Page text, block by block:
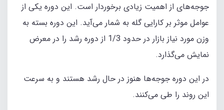
جوجه‌های از اهمیت زیادی برخوردار است. این دوره یکی از
عوامل موثر بر کارایی گله به شمار می‌آید. این دوره بسته به
وزن مورد نیاز بازار در حدود 1/3 از دوره رشد را در معرض
نمایش می‌گذارد.
در این دوره جوجه‌ها هنوز در حال رشد هستند و به سرعت
این روند را طی می‌کنند.